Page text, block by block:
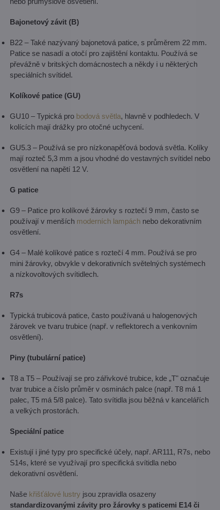
Bajonetový závit (B)
B22 – Také nazývaný bajonetová patice, s průměrem 22 mm.
Patice se nasadí a otočí pro zajištění kontaktu. Používá se
převážně v britských domácnostech a někdy i u některých
speciálních svítidel.
Kolíkové patice (GU)
GU10 – Typická pro bodová světla, hlavně v podhledech. V
kolících mají drážky pro otočné uchycení.
GU5.3 – Používá se pro nízkonapěťová bodová světla. Kolíky
mají rozteč 5,3 mm a jsou vhodné do vestavných svítidel nebo
osvětlení na napětí 12 V.
G patice
G9 – Patice pro kolíkové žárovky s roztečí 9 mm, často se
používají v menších moderních lampách nebo dekorativním
osvětlení.
G4 – Malé kolíkové patice s roztečí 4 mm. Používá se pro
mini žárovky, obvykle v dekorativních světelných systémech
a nízkovoltových svítidlech.
R7s
Typická trubicová patice, často používaná u halogenových
žárovek ve tvaru trubice (např. v reflektorech a venkovním
osvětlení).
Piny (tubulární patice)
T8 a T5 – Používají se pro zářivkové trubice, kde „T" označuje
tvar trubice a číslo průměr v osminách palce (např. T8 má 1
palec, T5 má 5/8 palce). Tato svítidla jsou běžná v kancelářích
a velkých prostorách.
Speciální patice
Existují i jiné typy pro specifické účely, např. AR111, R7s, nebo
S14s, které se využívají pro specifická svítidla nebo
dekorativní osvětlení.
Naše křišťálové lustry jsou zpravidla osazeny
standardizovanými závity pro žárovky s paticemi E14 či